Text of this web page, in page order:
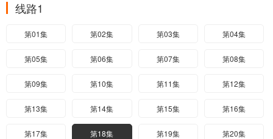
线路1
第01集 第02集 第03集 第04集
第05集 第06集 第07集 第08集
第09集 第10集 第11集 第12集
第13集 第14集 第15集 第16集
第17集 第18集 第19集 第20集